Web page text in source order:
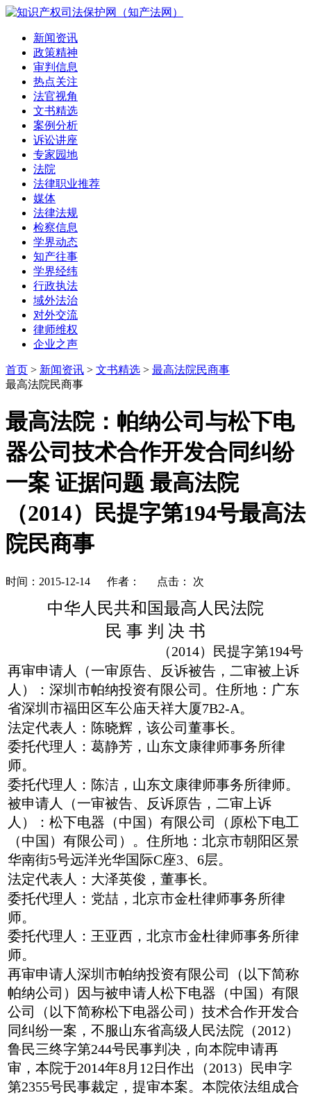
新闻资讯
政策精神
审判信息
热点关注
法官视角
文书精选
案例分析
诉讼讲座
专家园地
法院
法律职业推荐
媒体
法律法规
检察信息
学界动态
知产往事
学界经纬
行政执法
域外法治
对外交流
律师维权
企业之声
首页 > 新闻资讯 > 文书精选 > 最高法院民商事
最高法院民商事
最高法院：帕纳公司与松下电
器公司技术合作开发合同纠纷
一案 证据问题 最高法院
（2014）民提字第194号最高法
院民商事
时间：2015-12-14 作者： 点击： 次
中华人民共和国最高人民法院
民 事 判 决 书
（2014）民提字第194号
再审申请人（一审原告、反诉被告，二审被上诉
人）：深圳市帕纳投资有限公司。住所地：广东
省深圳市福田区车公庙天祥大厦7B2-A。
法定代表人：陈晓辉，该公司董事长。
委托代理人：葛静芳，山东文康律师事务所律
师。
委托代理人：陈洁，山东文康律师事务所律师。
被申请人（一审被告、反诉原告，二审上诉
人）：松下电器（中国）有限公司（原松下电工
（中国）有限公司）。住所地：北京市朝阳区景
华南街5号远洋光华国际C座3、6层。
法定代表人：大泽英俊，董事长。
委托代理人：党喆，北京市金杜律师事务所律
师。
委托代理人：王亚西，北京市金杜律师事务所律
师。
再审申请人深圳市帕纳投资有限公司（以下简称
帕纳公司）因与被申请人松下电器（中国）有限
公司（以下简称松下电器公司）技术合作开发合
同纠纷一案，不服山东省高级人民法院（2012）
鲁民三终字第244号民事判决，向本院申请再
审，本院于2014年8月12日作出（2013）民申字
第2355号民事裁定，提审本案。本院依法组成合